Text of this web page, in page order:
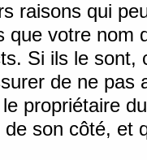
raisons qui
que votre nom
Si ils le sont,
de ne pas
propriétaire
son côté, et